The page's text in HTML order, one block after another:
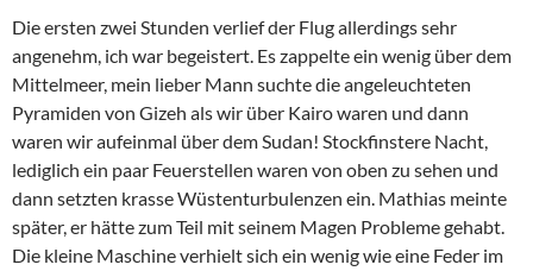
Die ersten zwei Stunden verlief der Flug allerdings sehr
angenehm, ich war begeistert. Es zappelte ein wenig über dem
Mittelmeer, mein lieber Mann suchte die angeleuchteten
Pyramiden von Gizeh als wir über Kairo waren und dann
waren wir aufeinmal über dem Sudan! Stockfinstere Nacht,
lediglich ein paar Feuerstellen waren von oben zu sehen und
dann setzten krasse Wüstenturbulenzen ein. Mathias meinte
später, er hätte zum Teil mit seinem Magen Probleme gehabt.
Die kleine Maschine verhielt sich ein wenig wie eine Feder im